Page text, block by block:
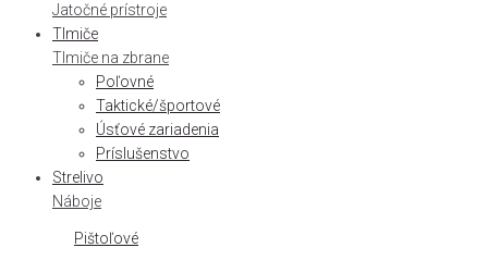
Jatočné prístroje
Tlmiče
Tlmiče na zbrane
Poľovné
Taktické/športové
Úsťové zariadenia
Príslušenstvo
Strelivo
Náboje
Pištoľové